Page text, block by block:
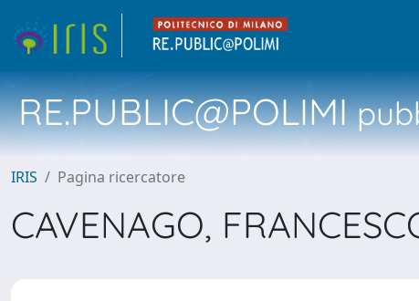
RE.PUBLIC@POLIMI
IRIS Pagina ricercatore
CAVENAGO,